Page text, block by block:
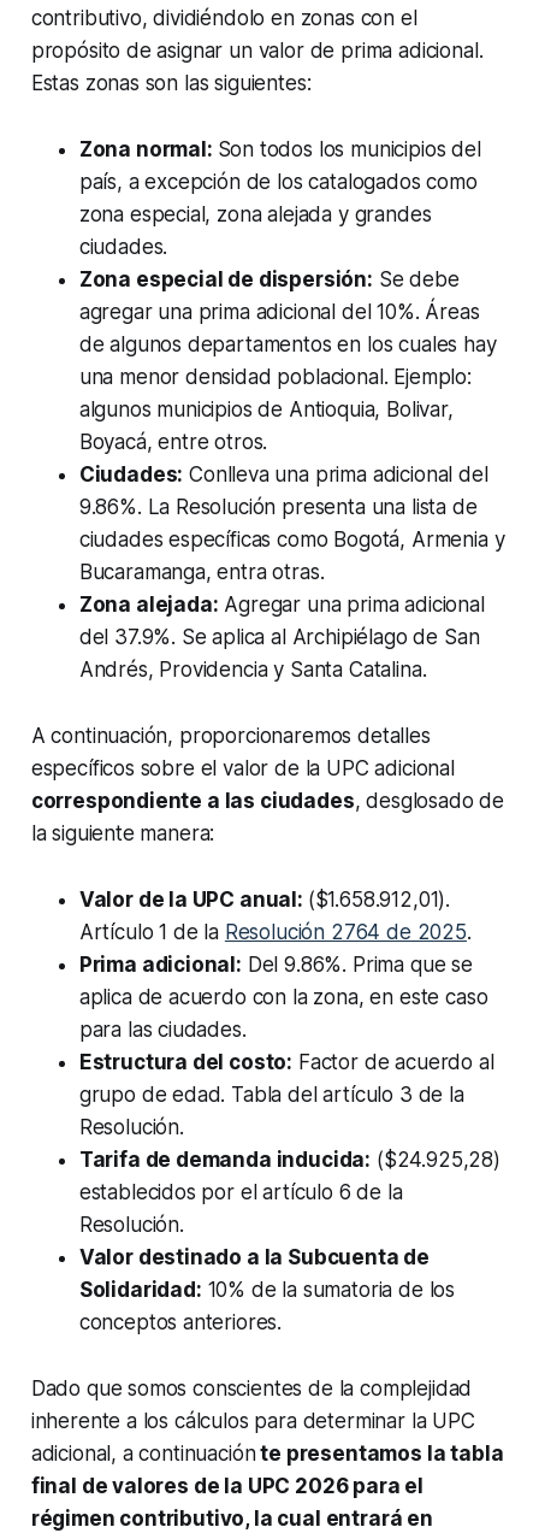
contributivo, dividiéndolo en zonas con el
propósito de asignar un valor de prima adicional.
Estas zonas son las siguientes:
Zona normal: Son todos los municipios del
país, a excepción de los catalogados como
zona especial, zona alejada y grandes
ciudades.
Zona especial de dispersión: Se debe
agregar una prima adicional del 10%. Áreas
de algunos departamentos en los cuales hay
una menor densidad poblacional. Ejemplo:
algunos municipios de Antioquia, Bolivar,
Boyacá, entre otros.
Ciudades: Conlleva una prima adicional del
9.86%. La Resolución presenta una lista de
ciudades específicas como Bogotá, Armenia y
Bucaramanga, entra otras.
Zona alejada: Agregar una prima adicional
del 37.9%. Se aplica al Archipiélago de San
Andrés, Providencia y Santa Catalina.
A continuación, proporcionaremos detalles
específicos sobre el valor de la UPC adicional
correspondiente a las ciudades, desglosado de
la siguiente manera:
Valor de la UPC anual: ($1.658.912,01).
Artículo 1 de la Resolución 2764 de 2025.
Prima adicional: Del 9.86%. Prima que se
aplica de acuerdo con la zona, en este caso
para las ciudades.
Estructura del costo: Factor de acuerdo al
grupo de edad. Tabla del artículo 3 de la
Resolución.
Tarifa de demanda inducida: ($24.925,28)
establecidos por el artículo 6 de la
Resolución.
Valor destinado a la Subcuenta de
Solidaridad: 10% de la sumatoria de los
conceptos anteriores.
Dado que somos conscientes de la complejidad
inherente a los cálculos para determinar la UPC
adicional, a continuaciónte presentamos la tabla
final de valores de la UPC 2026 para el
régimen contributivo, la cual entrará en